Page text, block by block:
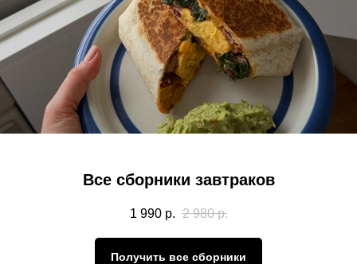
Все сборники завтраков
1 990 р. 2 980 р.
Получить все сборники